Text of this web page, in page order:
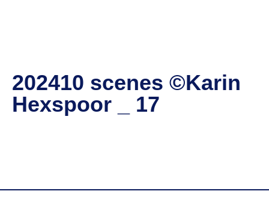
202410 scenes ©Karin
Hexspoor _ 17